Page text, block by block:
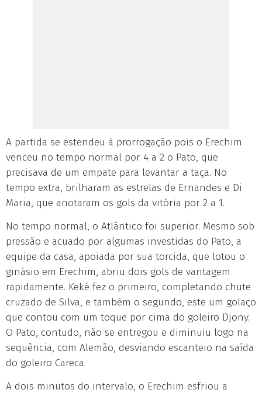
A partida se estendeu à prorrogação pois o Erechim
venceu no tempo normal por 4 a 2 o Pato, que
precisava de um empate para levantar a taça. No
tempo extra, brilharam as estrelas de Ernandes e Di
Maria, que anotaram os gols da vitória por 2 a 1.
No tempo normal, o Atlântico foi superior. Mesmo sob
pressão e acuado por algumas investidas do Pato, a
equipe da casa, apoiada por sua torcida, que lotou o
ginásio em Erechim, abriu dois gols de vantagem
rapidamente. Keké fez o primeiro, completando chute
cruzado de Silva, e também o segundo, este um golaço
que contou com um toque por cima do goleiro Djony.
O Pato, contudo, não se entregou e diminuiu logo na
sequência, com Alemão, desviando escanteio na saída
do goleiro Careca.
A dois minutos do intervalo, o Erechim esfriou a